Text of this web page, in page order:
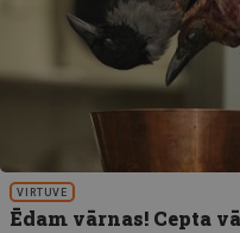
VIRTUVE
Ēdam vārnas! Cepta